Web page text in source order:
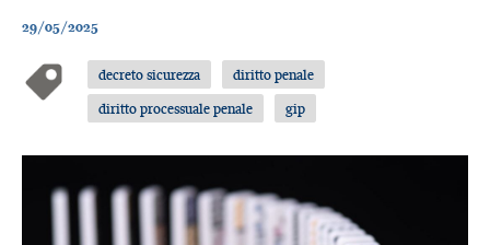
29/05/2025
decreto sicurezza
diritto penale
diritto processuale penale
gip